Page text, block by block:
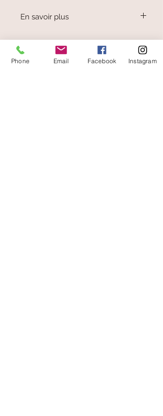
En savoir plus
non une pierre.
On la trouve principalement en Mer
Baltique.
Phone Email Facebook Instagram